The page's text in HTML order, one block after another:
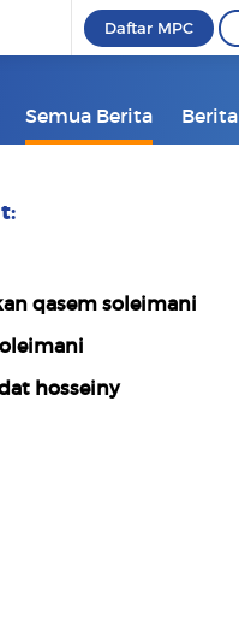
Daftar MPC
Semua Berita Berita
qasem soleimani
hosseiny